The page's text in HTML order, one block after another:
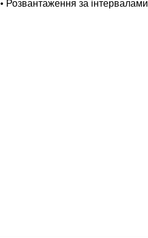
• Розвантаження за інтервалами